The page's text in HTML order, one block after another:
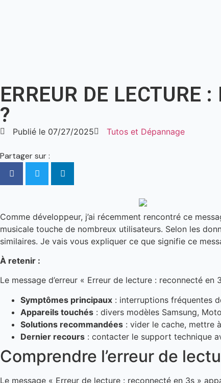
ERREUR DE LECTURE
?
Publié le 07/27/2025 Tutos et Dépannage
Partager sur :
Comme développeur, j’ai récemment rencontré ce
musicale touche de nombreux utilisateurs. Selon les
similaires. Je vais vous expliquer ce que signifie ce
À retenir :
Le message d’erreur « Erreur de lecture : reconnecté
Symptômes principaux : interruptions fréquentes
Appareils touchés : divers modèles Samsung,
Solutions recommandées : vider le cache, mettre
Dernier recours : contacter le support technique
Comprendre l’erreur de
Le message « Erreur de lecture : reconnecté en 3s »